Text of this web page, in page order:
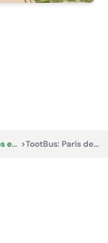
Excursiones y recorridos en autobús > TootBus: París de noche